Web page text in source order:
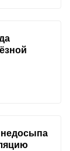
недосыпа